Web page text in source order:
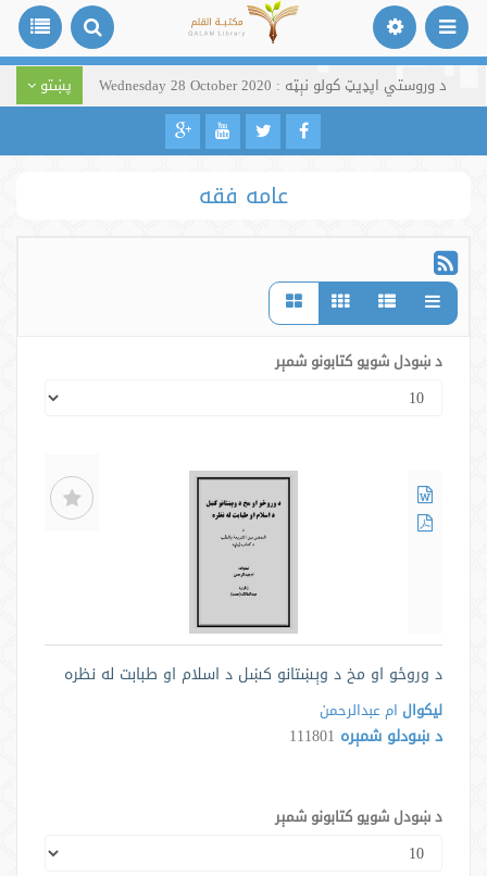
د وروستي اپډیټ کولو نېټه : Wednesday 28 October 2020 پښتو
عامه فقه
د ښودل شویو کتابونو شمېر
د وروځو او مخ د وېښتانو کښل د اسلام او طبابت له نظره
لیکوال ام عبدالرحمن
د ښودلو شمېره 111801
د ښودل شویو کتابونو شمېر